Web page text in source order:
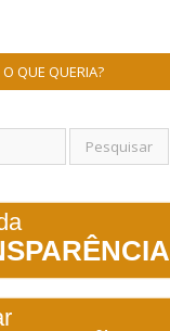
QUE QUERIA?